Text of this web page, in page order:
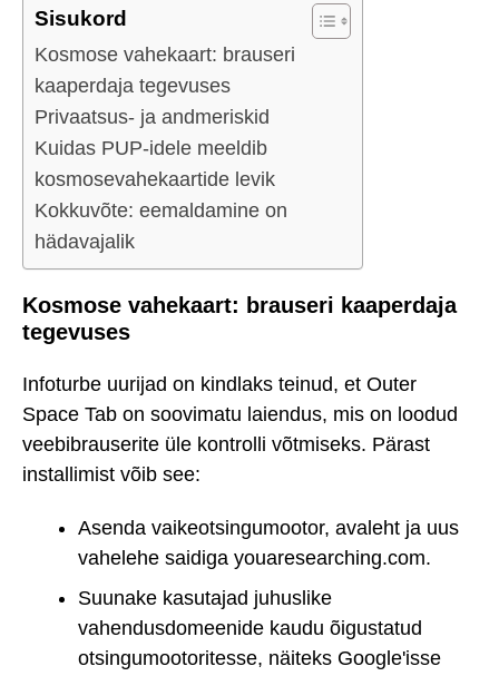
Sisukord
Kosmose vahekaart: brauseri
kaaperdaja tegevuses
Privaatsus- ja andmeriskid
Kuidas PUP-idele meeldib
kosmosevahekaartide levik
Kokkuvõte: eemaldamine on
hädavajalik
Kosmose vahekaart: brauseri kaaperdaja
tegevuses
Infoturbe uurijad on kindlaks teinud, et Outer
Space Tab on soovimatu laiendus, mis on loodud
veebibrauserite üle kontrolli võtmiseks. Pärast
installimist võib see:
Asenda vaikeotsingumootor, avaleht ja uus
vahelehe saidiga youaresearching.com.
Suunake kasutajad juhuslike
vahendusdomeenide kaudu õigustatud
otsingumootoritesse, näiteks Google'isse